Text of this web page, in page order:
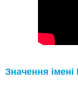
Значення імені